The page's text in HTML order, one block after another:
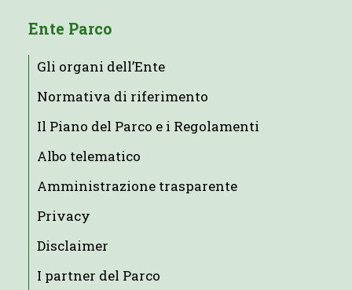
Ente Parco
Gli organi dell’Ente
Normativa di riferimento
Il Piano del Parco e i Regolamenti
Albo telematico
Amministrazione trasparente
Privacy
Disclaimer
I partner del Parco